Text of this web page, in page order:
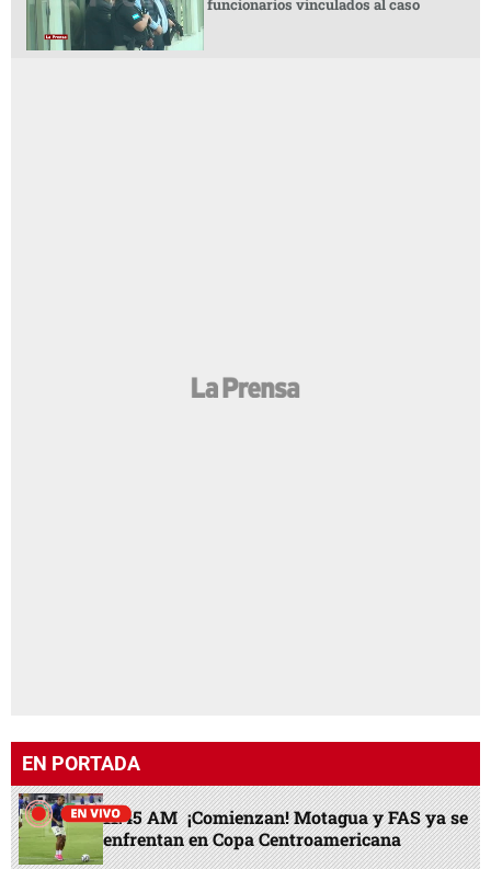
funcionarios vinculados al caso
EN PORTADA
11:45 AM ¡Comienzan! Motagua y FAS ya se
enfrentan en Copa Centroamericana